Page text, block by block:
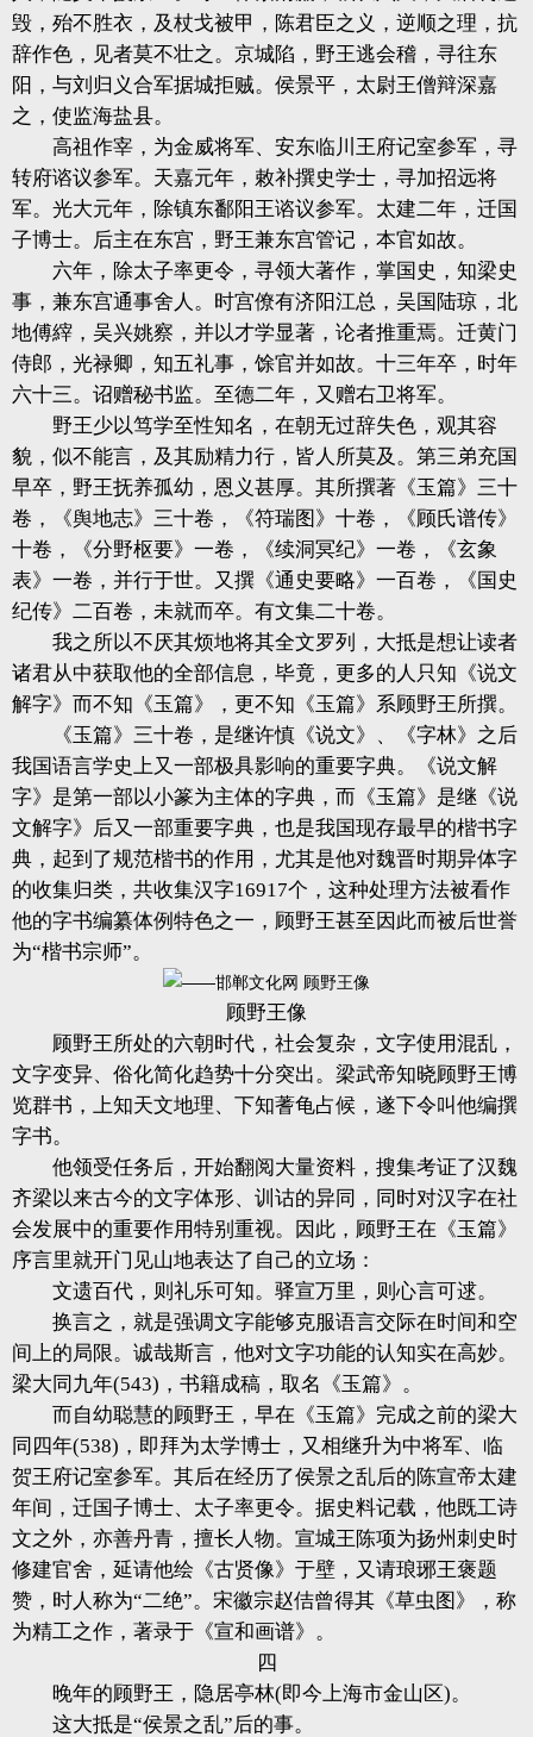
毁，殆不胜衣，及杖戈被甲，陈君臣之义，逆顺之理，抗
辞作色，见者莫不壮之。京城陷，野王逃会稽，寻往东
阳，与刘归义合军据城拒贼。侯景平，太尉王僧辩深嘉
之，使监海盐县。
高祖作宰，为金威将军、安东临川王府记室参军，寻
转府谘议参军。天嘉元年，敕补撰史学士，寻加招远将
军。光大元年，除镇东鄱阳王谘议参军。太建二年，迁国
子博士。后主在东宫，野王兼东宫管记，本官如故。
六年，除太子率更令，寻领大著作，掌国史，知梁史
事，兼东宫通事舍人。时宫僚有济阳江总，吴国陆琼，北
地傅縡，吴兴姚察，并以才学显著，论者推重焉。迁黄门
侍郎，光禄卿，知五礼事，馀官并如故。十三年卒，时年
六十三。诏赠秘书监。至德二年，又赠右卫将军。
野王少以笃学至性知名，在朝无过辞失色，观其容
貌，似不能言，及其励精力行，皆人所莫及。第三弟充国
早卒，野王抚养孤幼，恩义甚厚。其所撰著《玉篇》三十
卷，《舆地志》三十卷，《符瑞图》十卷，《顾氏谱传》
十卷，《分野枢要》一卷，《续洞冥纪》一卷，《玄象
表》一卷，并行于世。又撰《通史要略》一百卷，《国史
纪传》二百卷，未就而卒。有文集二十卷。
我之所以不厌其烦地将其全文罗列，大抵是想让读者
诸君从中获取他的全部信息，毕竟，更多的人只知《说文
解字》而不知《玉篇》，更不知《玉篇》系顾野王所撰。
《玉篇》三十卷，是继许慎《说文》、《字林》之后
我国语言学史上又一部极具影响的重要字典。《说文解
字》是第一部以小篆为主体的字典，而《玉篇》是继《说
文解字》后又一部重要字典，也是我国现存最早的楷书字
典，起到了规范楷书的作用，尤其是他对魏晋时期异体字
的收集归类，共收集汉字16917个，这种处理方法被看作
他的字书编纂体例特色之一，顾野王甚至因此而被后世誉
为“楷书宗师”。
顾野王像
顾野王所处的六朝时代，社会复杂，文字使用混乱，
文字变异、俗化简化趋势十分突出。梁武帝知晓顾野王博
览群书，上知天文地理、下知蓍龟占候，遂下令叫他编撰
字书。
他领受任务后，开始翻阅大量资料，搜集考证了汉魏
齐梁以来古今的文字体形、训诂的异同，同时对汉字在社
会发展中的重要作用特别重视。因此，顾野王在《玉篇》
序言里就开门见山地表达了自己的立场：
文遗百代，则礼乐可知。驿宣万里，则心言可逑。
换言之，就是强调文字能够克服语言交际在时间和空
间上的局限。诚哉斯言，他对文字功能的认知实在高妙。
梁大同九年(543)，书籍成稿，取名《玉篇》。
而自幼聪慧的顾野王，早在《玉篇》完成之前的梁大
同四年(538)，即拜为太学博士，又相继升为中将军、临
贺王府记室参军。其后在经历了侯景之乱后的陈宣帝太建
年间，迁国子博士、太子率更令。据史料记载，他既工诗
文之外，亦善丹青，擅长人物。宣城王陈项为扬州刺史时
修建官舍，延请他绘《古贤像》于壁，又请琅琊王褒题
赞，时人称为“二绝”。宋徽宗赵佶曾得其《草虫图》，称
为精工之作，著录于《宣和画谱》。
四
晚年的顾野王，隐居亭林(即今上海市金山区)。
这大抵是“侯景之乱”后的事。